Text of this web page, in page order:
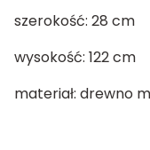
szerokość: 28 cm
wysokość: 122 cm
materiał: drewno